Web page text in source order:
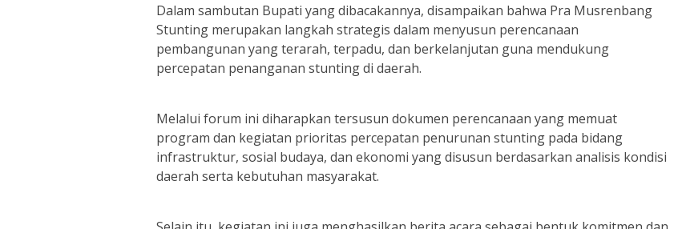
Dalam sambutan Bupati yang dibacakannya, disampaikan bahwa Pra Musrenbang
Stunting merupakan langkah strategis dalam menyusun perencanaan
pembangunan yang terarah, terpadu, dan berkelanjutan guna mendukung
percepatan penanganan stunting di daerah.
Melalui forum ini diharapkan tersusun dokumen perencanaan yang memuat
program dan kegiatan prioritas percepatan penurunan stunting pada bidang
infrastruktur, sosial budaya, dan ekonomi yang disusun berdasarkan analisis kondisi
daerah serta kebutuhan masyarakat.